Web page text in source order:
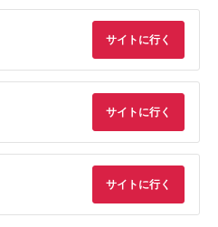
サイトに行く
サイトに行く
サイトに行く